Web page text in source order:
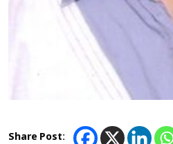
Share Post: